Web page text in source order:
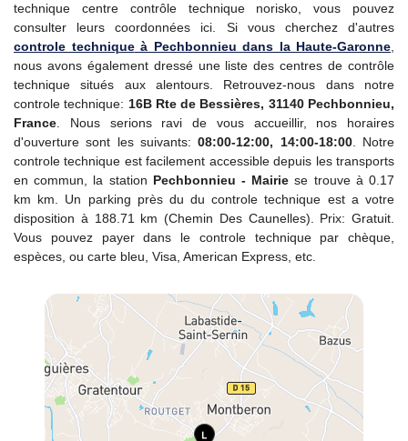
technique centre contrôle technique norisko, vous pouvez
consulter leurs coordonnées ici. Si vous cherchez d'autres
controle techniqueà Pechbonnieu dans la Haute-Garonne
nous avons également dressé une liste des centres de contrôle
technique situés aux alentours. Retrouvez-nous dans notre
controle technique: 16B Rte de Bessières, 31140 Pechbonnieu,
France . Nous serions ravi de vous accueillir, nos horaires
d'ouverture sont les suivants:08:00-12:00, 14:00-18:00. Notre
controle technique est facilement accessible depuis les transports
en commun, la station Pechbonnieu - Mairie se trouve à 0.17
km km. Un parking près du du controle technique est a votre
disposition à 188.71 km (Chemin Des Caunelles). Prix: Gratuit.
Vous pouvez payer dans le controle technique par chèque,
espèces, ou carte bleu, Visa, American Express, etc.